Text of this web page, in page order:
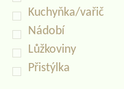
Kuchyňka/vařič
Nádobí
Lůžkoviny
Přistýlka